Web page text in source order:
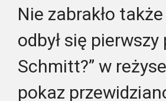
Nie zabrakło
odbył się
Schmitt?” w
pokaz